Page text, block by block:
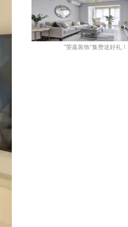
”荣嘉装饰“集赞送好礼！